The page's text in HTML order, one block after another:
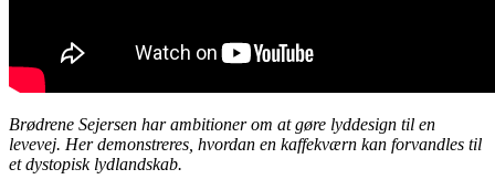
Brødrene Sejersen har ambitioner om at gøre lyddesign til en
levevej. Her demonstreres, hvordan en kaffekværn kan forvandles til
et dystopisk lydlandskab.